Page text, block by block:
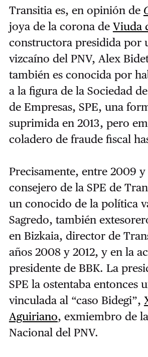
Transitia es, en opinión de
joya de la corona de Viuda
constructora presidida por
vizcaíno del PNV, Alex
también es conocida por
a la figura de la Sociedad
de Empresas, SPE, una
suprimida en 2013, pero
coladero de fraude fiscal
Precisamente, entre 2009
consejero de la SPE de
un conocido de la política
Sagredo, también
en Bizkaia, director de
años 2008 y 2012, y en la
presidente de BBK. La
SPE la ostentaba entonces
vinculada al “caso Bidegi”,
Aguiriano, exmiembro de
Nacional del PNV.